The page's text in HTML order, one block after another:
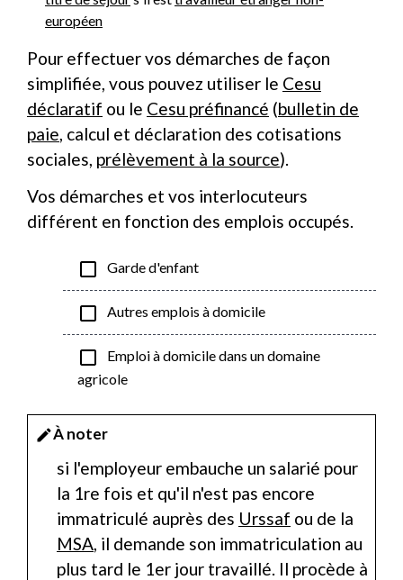
européen
Pour effectuer vos démarches de façon
simplifiée, vous pouvez utiliser le Cesu
déclaratif ou le Cesu préfinancé (bulletin de
paie, calcul et déclaration des cotisations
sociales, prélèvement à la source).
Vos démarches et vos interlocuteurs
différent en fonction des emplois occupés.
check_box_outline_blank Garde d'enfant
check_box_outline_blank Autres emplois à domicile
check_box_outline_blank
Emploi à domicile dans un domaine
agricole
editÀ noter
si l'employeur embauche un salarié pour
la 1re fois et qu'il n'est pas encore
immatriculé auprès des Urssaf ou de la
MSA, il demande son immatriculation au
plus tard le 1er jour travaillé. Il procède à